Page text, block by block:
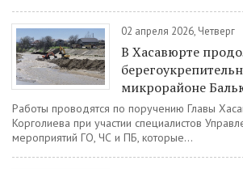
02 апреля 2026, Четверг
В Хасавюрте
микрорайоне
Работы проводятся по поручению Главы
Корголиева при участии специалистов
мероприятий ГО, ЧС и ПБ, которые...